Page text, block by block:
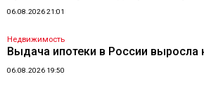
06.08.2026 21:01
Недвижимость
Выдача ипотеки в России выросла
06.08.2026 19:50